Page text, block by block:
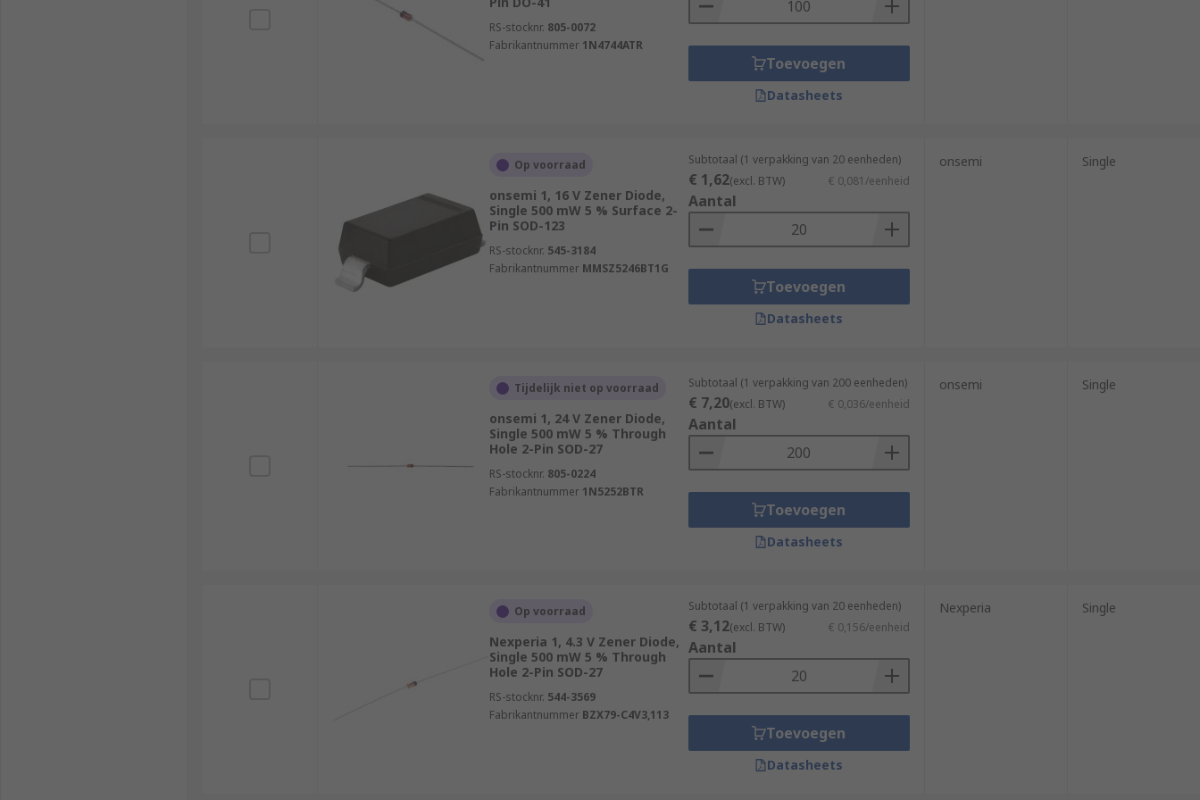
RS-stocknr. 805-0072
Fabrikantnummer 1N4744ATR
Toevoegen
Datasheets
Op voorraad
onsemi 1, 16 V Zener Diode,
Single 500 mW 5 % Surface 2-
Pin SOD-123
RS-stocknr. 545-3184
Fabrikantnummer MMSZ5246BT1G
Subtotaal (1 verpakking van 20 eenheden)
€ 1,62(excl. BTW) € 0,081/eenheid
Aantal
Toevoegen
Datasheets
onsemi Single
Tijdelijk niet op voorraad
onsemi 1, 24 V Zener Diode,
Single 500 mW 5 % Through
Hole 2-Pin SOD-27
RS-stocknr. 805-0224
Fabrikantnummer 1N5252BTR
Subtotaal (1 verpakking van 200 eenheden)
€ 7,20(excl. BTW) € 0,036/eenheid
Aantal
Toevoegen
Datasheets
onsemi Single
Op voorraad
Nexperia 1, 4.3 V Zener Diode,
Single 500 mW 5 % Through
Hole 2-Pin SOD-27
RS-stocknr. 544-3569
Fabrikantnummer BZX79-C4V3,113
Subtotaal (1 verpakking van 20 eenheden)
€ 3,12(excl. BTW) € 0,156/eenheid
Aantal
Toevoegen
Datasheets
Nexperia Single